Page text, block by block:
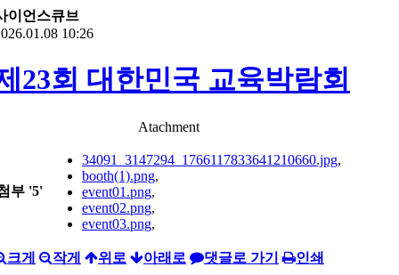
이언스큐브
10:26
23회 대한민국 교육박람회
Atachment
부 '5'
34091_3147294_1766117833641210660.jpg,
booth(1).png,
event01.png,
event02.png,
event03.png,
크게 작게 위로 아래로 댓글로 가기 인쇄